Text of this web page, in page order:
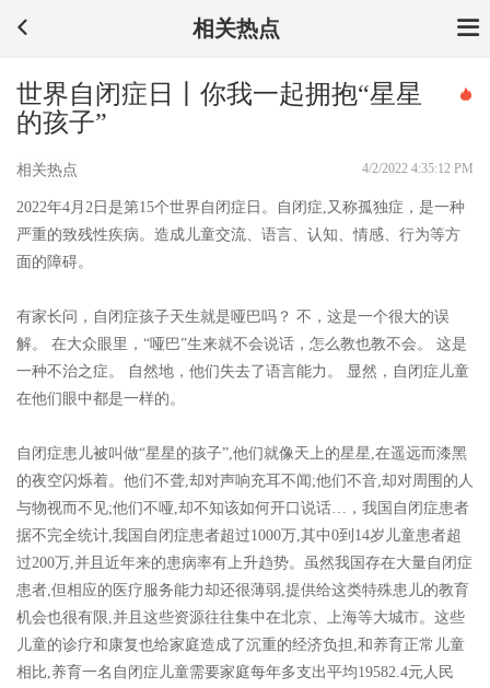
相关热点
世界自闭症日丨你我一起拥抱“星星
的孩子”
相关热点 4/2/2022 4:35:12 PM
2022年4月2日是第15个世界自闭症日。自闭症,又称孤独症，是一种
严重的致残性疾病。造成儿童交流、语言、认知、情感、行为等方
面的障碍。
有家长问，自闭症孩子天生就是哑巴吗？ 不，这是一个很大的误
解。 在大众眼里，“哑巴”生来就不会说话，怎么教也教不会。 这是
一种不治之症。 自然地，他们失去了语言能力。 显然，自闭症儿童
在他们眼中都是一样的。
自闭症患儿被叫做“星星的孩子”,他们就像天上的星星,在遥远而漆黑
的夜空闪烁着。他们不聋,却对声响充耳不闻;他们不音,却对周围的人
与物视而不见;他们不哑,却不知该如何开口说话…， 我国自闭症患者
据不完全统计,我国自闭症患者超过1000万,其中0到14岁儿童患者超
过200万,并且近年来的患病率有上升趋势。 虽然我国存在大量自闭症
患者,但相应的医疗服务能力却还很薄弱,提供给这类特殊患儿的教育
机会也很有限,并且这些资源往往集中在北京、上海等大城市。这些
儿童的诊疗和康复也给家庭造成了沉重的经济负担,和养育正常儿童
相比,养育一名自闭症儿童需要家庭每年多支出平均19582.4元人民